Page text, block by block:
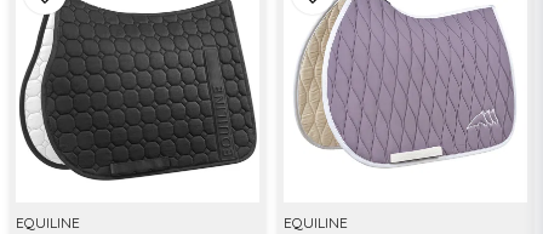
EQUILINE EQUILINE